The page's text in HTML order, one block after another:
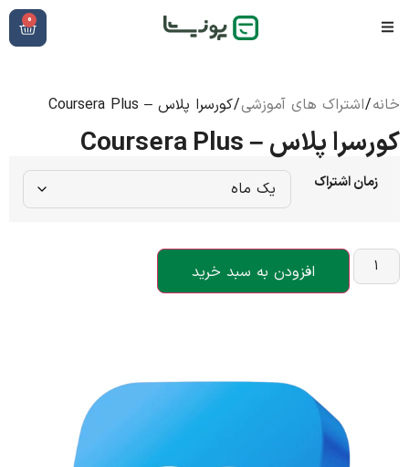
0
خانه/اشتراک های آموزشی/ کورسرا پلاس – Coursera Plus
کورسرا پلاس – Coursera Plus
زمان اشتراک
افزودن به سبد خرید